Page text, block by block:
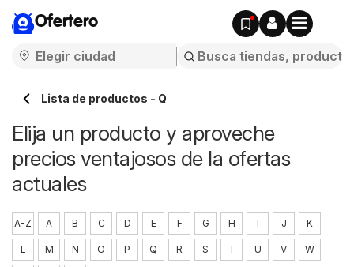
Ofertero
Lista de productos - Q
Elija un producto y aproveche
precios ventajosos de la ofertas
actuales
A-Z A B C D E F G H I J K
L M N O P Q R S T U V W